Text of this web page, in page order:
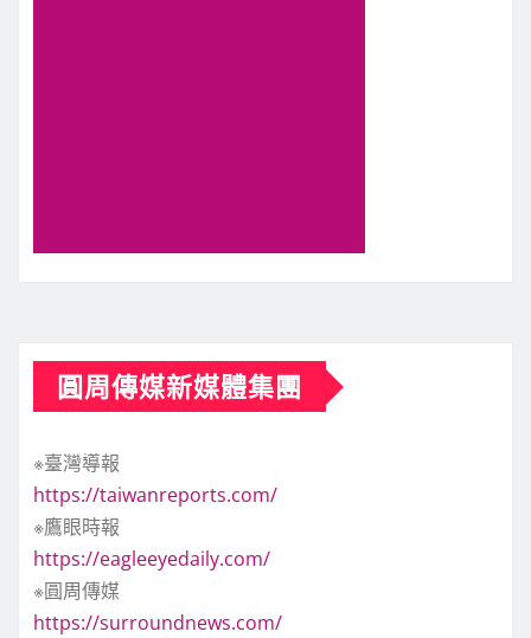
圓周傳媒新媒體集團
※臺灣導報
https://taiwanreports.com/
※鷹眼時報
https://eagleeyedaily.com/
※圓周傳媒
https://surroundnews.com/